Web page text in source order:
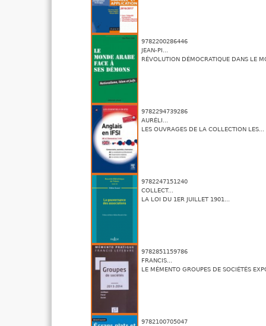
9782200286446
JEAN-PI...
RÉVOLUTION DÉMOCRATIQUE DANS LE
9782294739286
AURÉLI...
LES OUVRAGES DE LA COLLECTION LES...
9782247151240
COLLECT...
LA LOI DU 1ER JUILLET 1901...
9782851159786
FRANCIS...
LE MÉMENTO GROUPES DE SOCIÉTÉS
9782100705047